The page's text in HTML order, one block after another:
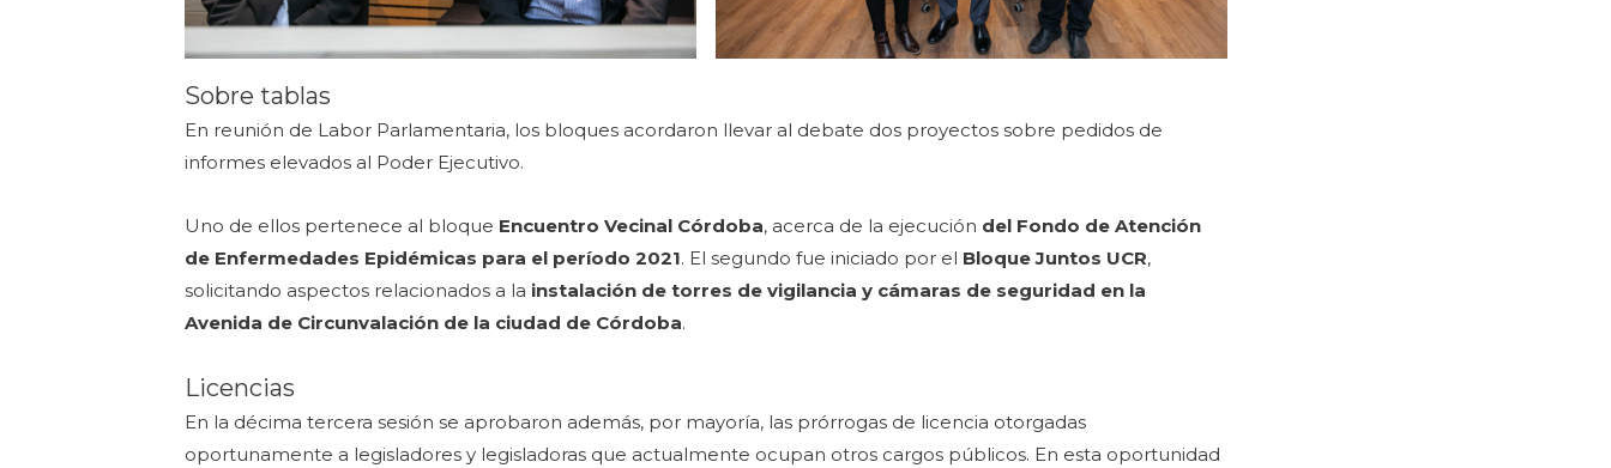
Sobre tablas
En reunión de Labor Parlamentaria, los bloques acordaron llevar al debate dos proyectos sobre pedidos de
informes elevados al Poder Ejecutivo.
Uno de ellos pertenece al bloque Encuentro Vecinal Córdoba, acerca de la ejecución del Fondo de Atención
de Enfermedades Epidémicas para el período 2021. El segundo fue iniciado por el Bloque Juntos UCR,
solicitando aspectos relacionados a la instalación de torres de vigilancia y cámaras de seguridad en la
Avenida de Circunvalación de la ciudad de Córdoba.
Licencias
En la décima tercera sesión se aprobaron además, por mayoría, las prórrogas de licencia otorgadas
oportunamente a legisladores y legisladoras que actualmente ocupan otros cargos públicos. En esta oportunidad